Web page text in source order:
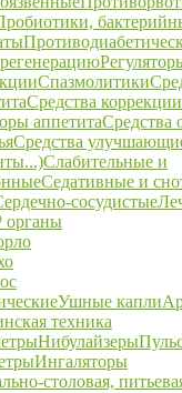
Спазмолитики
Средства
аппетитаСредства
Средства
Слабительные и
Седативные и
сосудистые
Ушные капли
техника
Нибулайзеры
Ингаляторы
столовая,